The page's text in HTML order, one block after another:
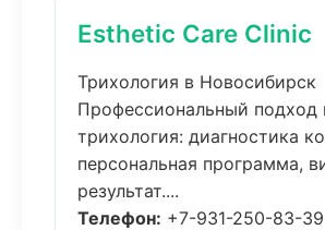
Esthetic Care Clinic
Трихология в Новосибирск
Профессиональный подход
трихология: диагностика
персональная программа,
результат....
Телефон: +7-931-250-83-39